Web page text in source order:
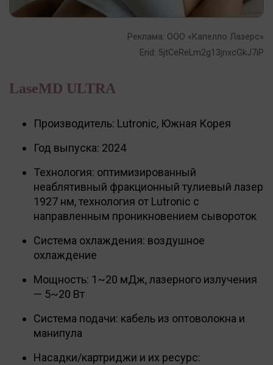
LaseMD ULTRA
Производитель: Lutronic, Южная Корея
Год выпуска: 2024
Технология: оптимизированный
неаблятивный фракционный тулиевый лазер
1927 нм, технология от Lutronic с
направленным проникновением сывороток
Система охлаждения: воздушное
охлаждение
Мощность: 1~20 мДж, лазерного излучения
— 5~20 Вт
Система подачи: кабель из оптоволокна и
манипула
Насадки/картриджи и их ресурс:
Реклама: ООО «Капелло Лазерс»
Erid: 5jtCeReLm2g13jnxcGkJ7iP